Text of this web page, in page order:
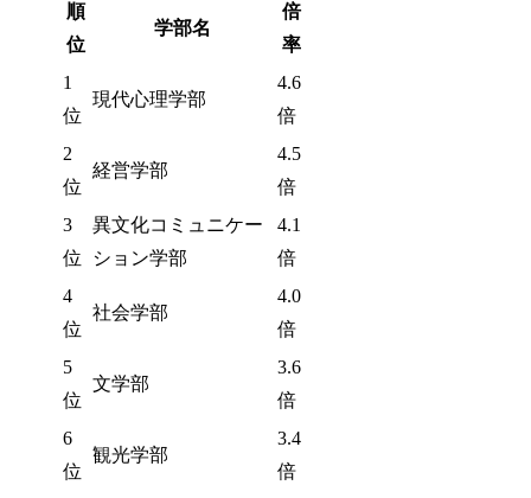
順
位
学部名
倍
率
1
位
現代心理学部
4.6
倍
2
位
経営学部
4.5
倍
3
位
異文化コミュニケー
ション学部
4.1
倍
4
位
社会学部
4.0
倍
5
位
文学部
3.6
倍
6
位
観光学部
3.4
倍